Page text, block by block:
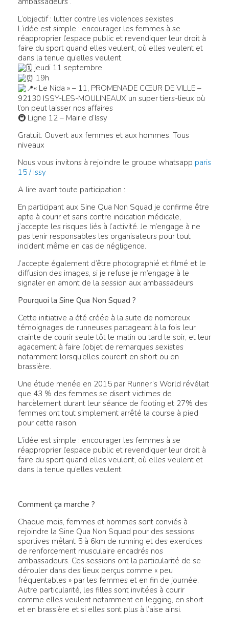
L’objectif : lutter contre les violences sexistes
L’idée est simple : encourager les femmes à se
réapproprier l’espace public et revendiquer leur droit à
faire du sport quand elles veulent, où elles veulent et
dans la tenue qu’elles veulent.
jeudi 11 septembre
19h
« Le Nida » – 11, PROMENADE CŒUR DE VILLE –
92130 ISSY-LES-MOULINEAUX un super tiers-lieux où
l’on peut laisser nos affaires
🚇 Ligne 12 – Mairie d’Issy
Gratuit. Ouvert aux femmes et aux hommes. Tous
niveaux
Nous vous invitons à rejoindre le groupe whatsapp paris
15 / Issy
A lire avant toute participation :
En participant aux Sine Qua Non Squad je confirme être
apte à courir et sans contre indication médicale,
j’accepte les risques liés à l’activité. Je m’engage à ne
pas tenir responsables les organisateurs pour tout
incident même en cas de négligence.
J’accepte également d’être photographié et filmé et le
diffusion des images, si je refuse je m’engage à le
signaler en amont de la session aux ambassadeurs
Pourquoi la Sine Qua Non Squad ?
Cette initiative a été créée à la suite de nombreux
témoignages de runneuses partageant à la fois leur
crainte de courir seule tôt le matin ou tard le soir, et leur
agacement à faire l’objet de remarques sexistes
notamment lorsqu’elles courent en short ou en
brassière.
Une étude menée en 2015 par Runner’s World révélait
que 43 % des femmes se disent victimes de
harcèlement durant leur séance de footing et 27% des
femmes ont tout simplement arrêté la course à pied
pour cette raison.
L’idée est simple : encourager les femmes à se
réapproprier l’espace public et revendiquer leur droit à
faire du sport quand elles veulent, où elles veulent et
dans la tenue qu’elles veulent.
Comment ça marche ?
Chaque mois, femmes et hommes sont conviés à
rejoindre la Sine Qua Non Squad pour des sessions
sportives mêlant 5 à 6km de running et des exercices
de renforcement musculaire encadrés nos
ambassadeurs. Ces sessions ont la particularité de se
dérouler dans des lieux perçus comme « peu
fréquentables » par les femmes et en fin de journée.
Autre particularité, les filles sont invitées à courir
comme elles veulent notamment en legging, en short
et en brassière et si elles sont plus à l’aise ainsi.